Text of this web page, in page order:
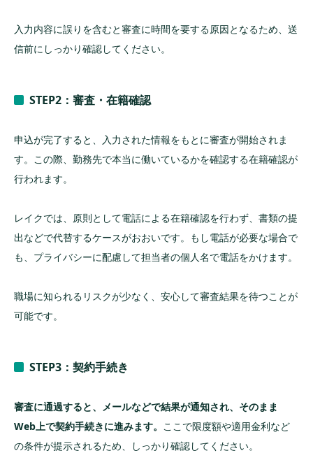
入力内容に誤りを含むと審査に時間を要する原因となるため、送
信前にしっかり確認してください。
STEP2：審査・在籍確認
申込が完了すると、入力された情報をもとに審査が開始されま
す。この際、勤務先で本当に働いているかを確認する在籍確認が
行われます。
レイクでは、原則として電話による在籍確認を行わず、書類の提
出などで代替するケースがおおいです。もし電話が必要な場合で
も、プライバシーに配慮して担当者の個人名で電話をかけます。
職場に知られるリスクが少なく、安心して審査結果を待つことが
可能です。
STEP3：契約手続き
審査に通過すると、メールなどで結果が通知され、そのまま
Web上で契約手続きに進みます。 ここで限度額や適用金利など
の条件が提示されるため、しっかり確認してください。